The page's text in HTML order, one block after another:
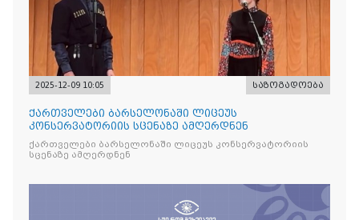
2025-12-09 10:05 საზოგადოება
ქართველები ბარსელონაში ლიცეუს
კონსერვატორიის სცენაზე ამღერდნენ
ქართველები ბარსელონაში ლიცეუს კონსერვატორიის
სცენაზე ამღერდნენ